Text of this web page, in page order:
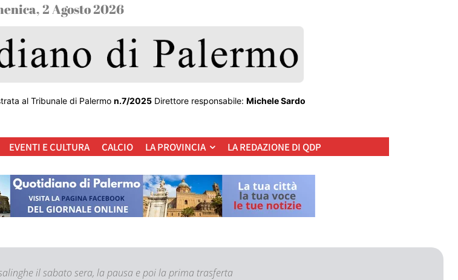
2 Agosto 2026
al Tribunale di Palermo n.7/2025Direttore responsabile: Michele Sardo
EVENTI E CULTURA CALCIO LA PROVINCIA LA REDAZIONE DI QDP
il sabato sera, la pausa e poi la prima trasferta